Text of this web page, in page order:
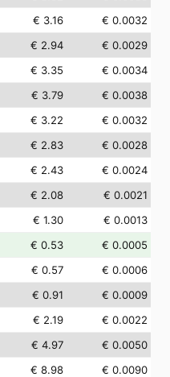
€ 3.16
€ 0.0032
€ 2.94
€ 0.0029
€ 3.35
€ 0.0034
€ 3.79
€ 0.0038
€ 3.22
€ 0.0032
€ 2.83
€ 0.0028
€ 2.43
€ 0.0024
€ 2.08
€ 0.0021
€ 1.30
€ 0.0013
€ 0.53
€ 0.0005
€ 0.57
€ 0.0006
€ 0.91
€ 0.0009
€ 2.19
€ 0.0022
€ 4.97
€ 0.0050
€ 8.98
€ 0.0090